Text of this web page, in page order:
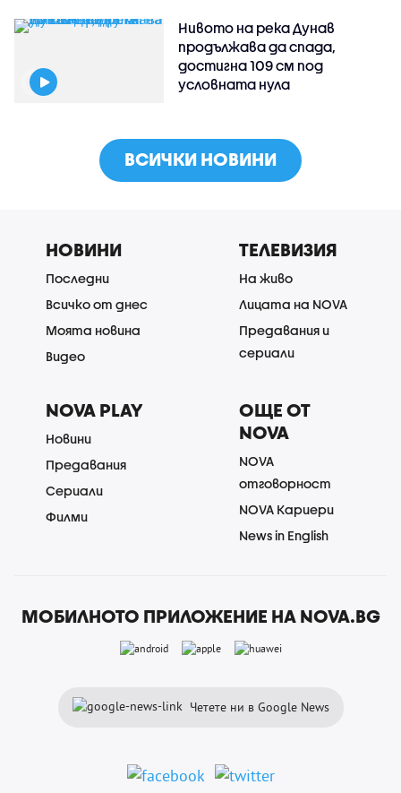
Нивото на река Дунав
продължава да спада,
достигна 109 см под
условната нула
ВСИЧКИ НОВИНИ
НОВИНИ
Последни
Всичко от днес
Моята новина
Видео
ТЕЛЕВИЗИЯ
На живо
Лицата на NOVA
Предавания и
сериали
NOVA PLAY
Новини
Предавания
Сериали
Филми
ОЩЕ ОТ
NOVA
NOVA
отговорност
NOVA Кариери
News in English
МОБИЛНОТО ПРИЛОЖЕНИЕ НА NOVA.BG
Четете ни в Google News